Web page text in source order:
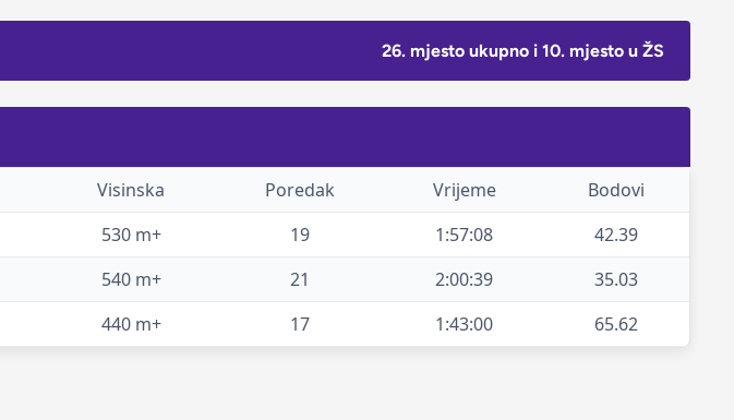
26. mjesto ukupno i 10. mjesto u ŽS
Visinska Poredak Vrijeme
Bodovi
530 m+ 19 1:57:08
42.39
540 m+ 21 2:00:39
35.03
440 m+ 17 1:43:00 65.62